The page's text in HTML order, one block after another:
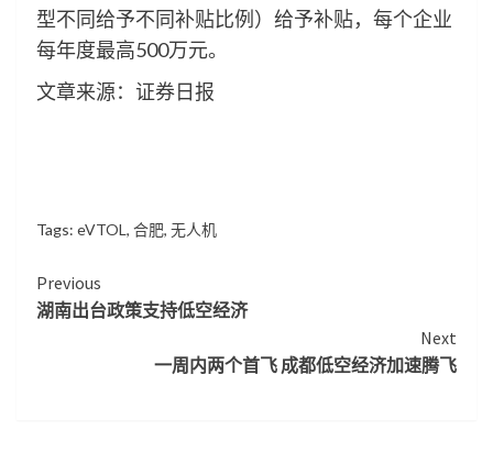
型不同给予不同补贴比例）给予补贴，每个企业
每年度最高500万元。
文章来源：证券日报
Tags: eVTOL , 合肥, 无人机
Continue
Reading
Previous
湖南出台政策支持低空经济
Next
一周内两个首飞 成都低空经济加速腾飞